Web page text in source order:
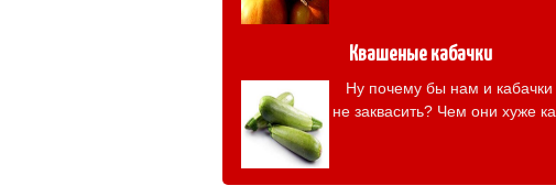
Квашеные кабачки
Ну почему бы нам и кабачки
не заквасить? Чем они хуже